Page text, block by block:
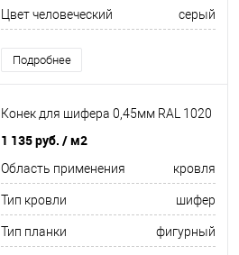
Цвет человеческий серый
Подробнее
Конек для шифера 0,45мм RAL 1020
1 135 руб. / м2
Область применения кровля
Тип кровли шифер
Тип планки фигурный